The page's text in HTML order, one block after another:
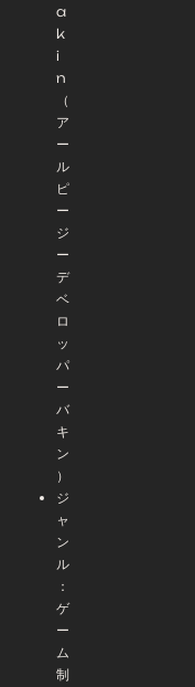
a
k
i
n
（
ア
ー
ル
ピ
ー
ジ
ー
デ
ベ
ロ
ッ
パ
ー
バ
キ
ン
）
ジ
ャ
ン
ル
：
ゲ
ー
ム
制